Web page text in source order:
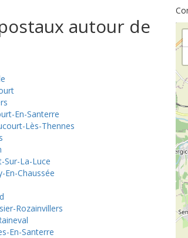
autour de
En-Santerre
Lès-Thennes
Sur-La-Luce
En-Chaussée
Rozainvillers
En-Santerre